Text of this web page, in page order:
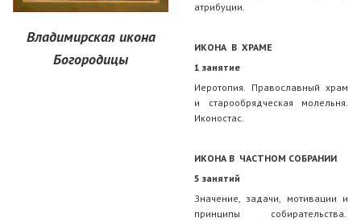
Владимирская икона
Богородицы
атрибуции.
ИКОНА В ХРАМЕ
1 занятие
Иеротопия. Православный храм
и старообрядческая молельня.
Иконостас.
ИКОНА В ЧАСТНОМ СОБРАНИИ
5 занятий
Значение, задачи, мотивации и
принципы собирательства.